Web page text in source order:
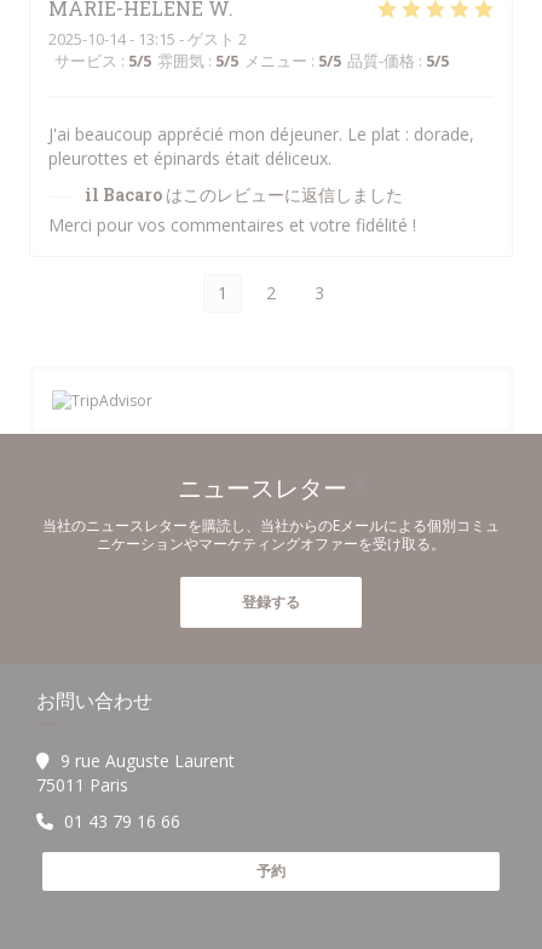
MARIE-HELENE W
2025-10-14- 13:15 - ゲスト 2
サービス : 5/5 雰囲気 : 5/5 メニュー : 5/5 品質-価格 : 5/5
J'ai beaucoup apprécié mon déjeuner. Le plat : dorade,
pleurottes et épinards était déliceux.
il Bacaro はこのレビューに返信しました
Merci pour vos commentaires et votre fidélité !
1 2 3
ニュースレター
当社のニュースレターを購読し、当社からのEメールによる個別コミュ
ニケーションやマーケティングオファーを受け取る。
登録する
お問い合わせ
9 rue Auguste Laurent
75011 Paris
01 43 79 16 66
予約